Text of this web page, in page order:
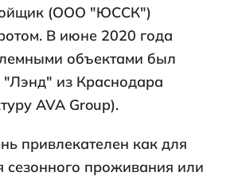
(ООО "ЮССК")
В июне 2020 года
объектами был
из Краснодара
AVA Group).
привлекателен как для
проживания или